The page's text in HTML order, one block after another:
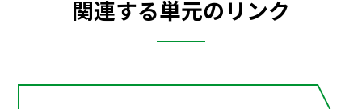
関連する単元のリンク